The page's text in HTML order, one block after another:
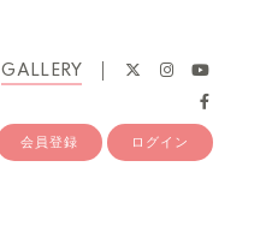
GALLERY
会員登録 ログイン